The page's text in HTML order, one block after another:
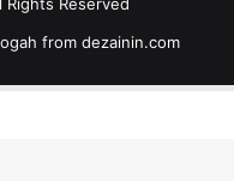
from dezainin.com